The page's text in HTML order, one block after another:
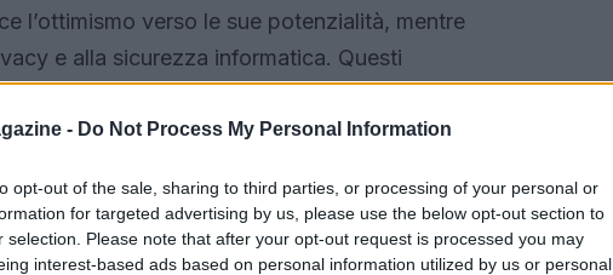
- Do Not Process My Personal Information
opt-out of the sale, sharing to third parties, or processing of your personal or
for targeted advertising by us, please use the below opt-out section to
selection. Please note that after your opt-out request is processed you may
interest-based ads based on personal information utilized by us or personal
l’ottimismo verso le sue potenzialità, mentre
e alla sicurezza informatica. Questi
nel Quinto Rapporto Ital
che ha mappato le attitudini e le